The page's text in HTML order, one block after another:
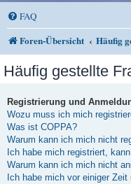
FAQ
Foren-Übersicht Häufig
Häufig gestellte
Registrierung und
Wozu muss ich mich
Was ist COPPA?
Warum kann ich mich nicht
Ich habe mich registriert,
Warum kann ich mich nicht
Ich habe mich vor einiger